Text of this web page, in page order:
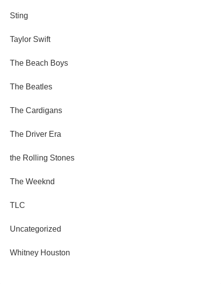
Sting
Taylor Swift
The Beach Boys
The Beatles
The Cardigans
The Driver Era
the Rolling Stones
The Weeknd
TLC
Uncategorized
Whitney Houston